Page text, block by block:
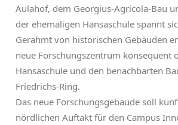
Aulahof, dem Georgius-Agricola-Bau
der ehemaligen Hansaschule spannt
Gerahmt von historischen Gebäuden
neue Forschungszentrum konsequent
Hansaschule und den benachbarten
Friedrichs-Ring.
Das neue Forschungsgebäude soll
nördlichen Auftakt für den Campus